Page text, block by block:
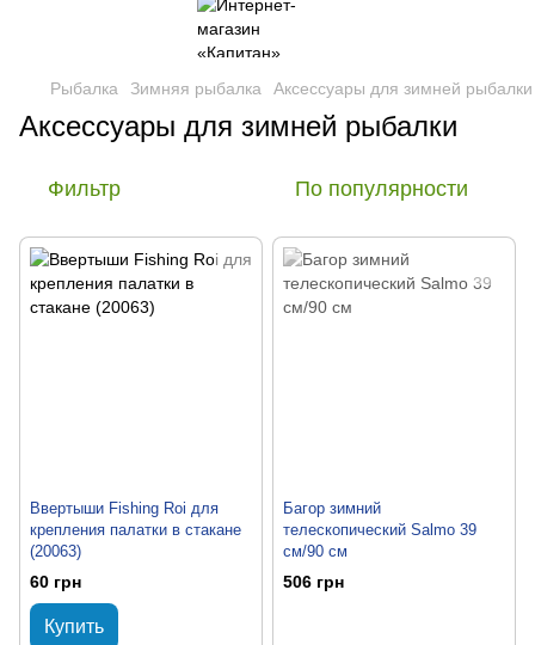
Рыбалка Зимняя рыбалка Аксессуары для зимней рыбалки
Аксессуары для зимней рыбалки
Фильтр По популярности
Ввертыши Fishing Roi для
крепления палатки в стакане
(20063)
60 грн
Купить
Багор зимний
телескопический Salmo 39
см/90 см
506 грн